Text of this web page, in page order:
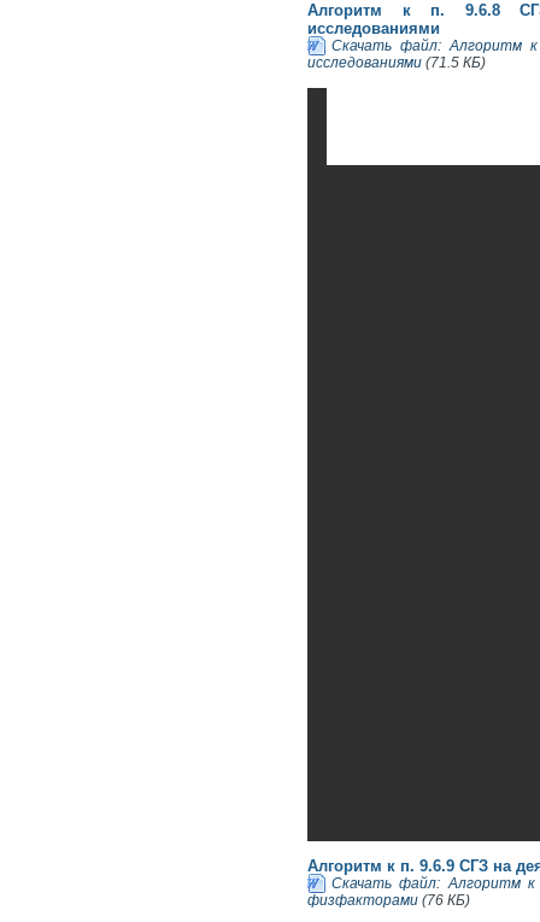
Алгоритм к п. 9.6.8
исследованиями
Скачать файл: Алгоритм
исследованиями (71.5 КБ)
Алгоритм к п. 9.6.9 СГЗ на
Скачать файл: Алгоритм
физфакторами (76 КБ)